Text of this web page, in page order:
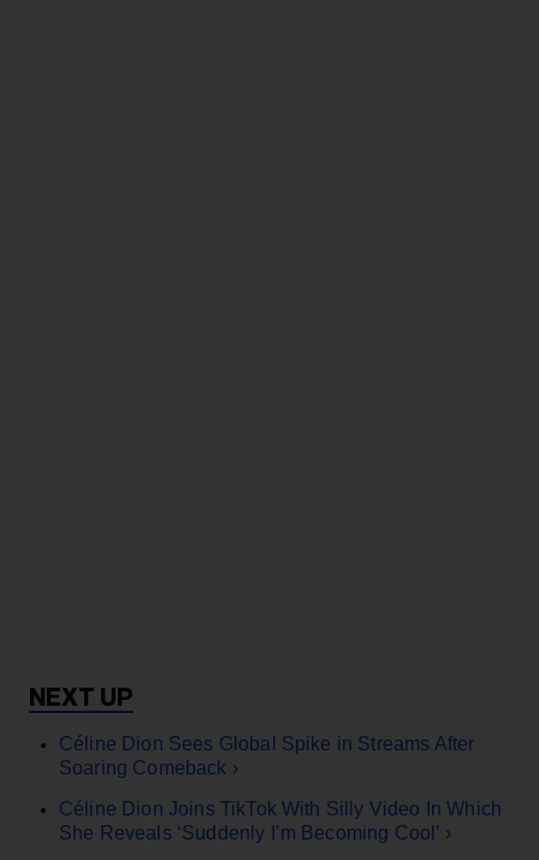
Céline Dion Sees Global Spike in Streams After
Soaring Comeback ›
Céline Dion Joins TikTok With Silly Video In Which
She Reveals ‘Suddenly I’m Becoming Cool’ ›